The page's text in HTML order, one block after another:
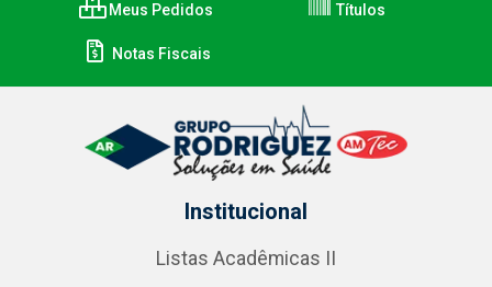
Meus Pedidos Títulos
Notas Fiscais
Institucional
Listas Acadêmicas II